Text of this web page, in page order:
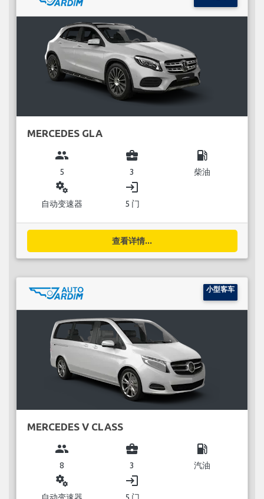
MERCEDES GLA
group
5
business_center
3
local_gas_station
柴油
miscellaneous_services
自动变速器
login
5 门
查看详情...
小型客车
MERCEDES V CLASS
group
8
business_center
3
local_gas_station
汽油
miscellaneous_services login